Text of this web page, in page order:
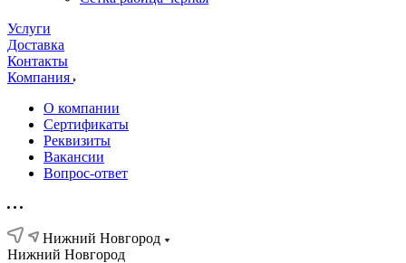
Услуги
Доставка
Контакты
Компания
О компании
Сертификаты
Реквизиты
Вакансии
Вопрос-ответ
Нижний Новгород
Нижний Новгород